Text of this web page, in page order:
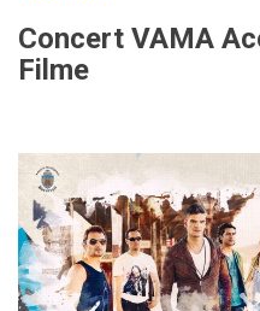
Concert VAMA
Filme